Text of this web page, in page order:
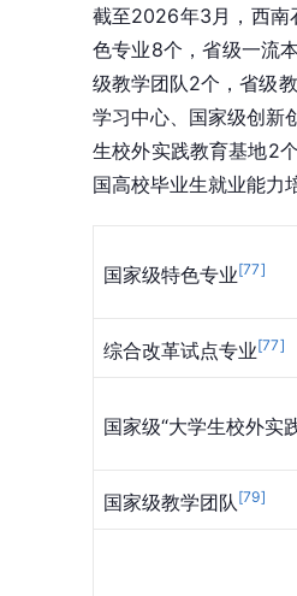
截至2026年3月，西南
色专业8个，省级一流
级教学团队2个，省级
学习中心、国家级创新
生校外实践教育基地2
国高校毕业生就业能力
国家级特色专业[77]
综合改革试点专业[77]
国家级“大学生校外实
国家级教学团队 [79]